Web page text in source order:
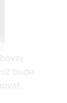
bude